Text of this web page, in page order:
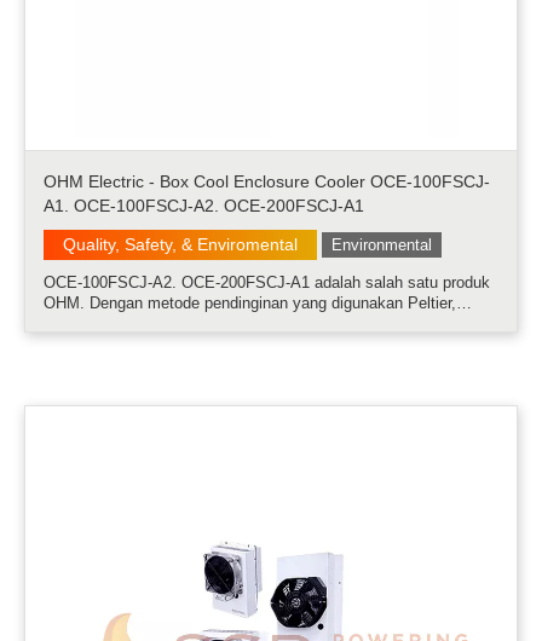
OHM Electric - Box Cool Enclosure Cooler OCE-100FSCJ-
A1. OCE-100FSCJ-A2. OCE-200FSCJ-A1
Quality, Safety, & Enviromental
Environmental
OCE-100FSCJ-A2. OCE-200FSCJ-A1 adalah salah satu produk
OHM. Dengan metode pendinginan yang digunakan Peltier,